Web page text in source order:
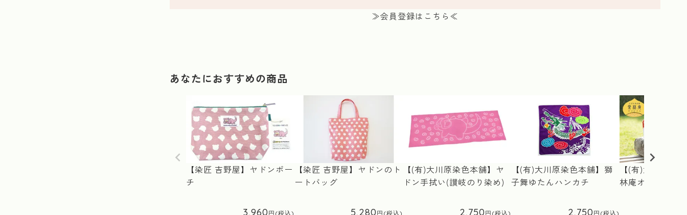
≫会員登録はこちら≪
あなたにおすすめの商品
【染匠 吉野屋】ヤドンポー
チ
3,960
【染匠 吉野屋】ヤドンのト
ートバッグ
5,280
【(有)大川原染色本舗】ヤ
ドン手拭い(讃岐のり染め)
2,750
【(有)大川原染色本舗】獅
子舞ゆたんハンカチ
2,750
【(有)大川原染
林庵オリジナル